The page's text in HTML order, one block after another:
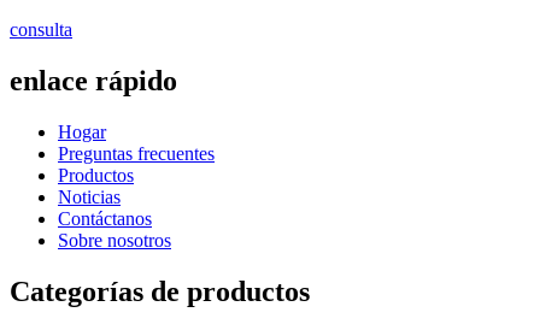
consulta
enlace rápido
Hogar
Preguntas frecuentes
Productos
Noticias
Contáctanos
Sobre nosotros
Categorías de productos